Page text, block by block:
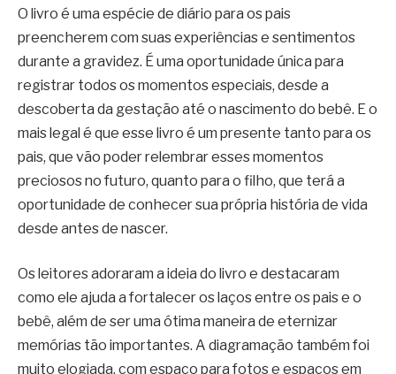
O livro é uma espécie de diário para os pais
preencherem com suas experiências e sentimentos
durante a gravidez. É uma oportunidade única para
registrar todos os momentos especiais, desde a
descoberta da gestação até o nascimento do bebê. E o
mais legal é que esse livro é um presente tanto para os
pais, que vão poder relembrar esses momentos
preciosos no futuro, quanto para o filho, que terá a
oportunidade de conhecer sua própria história de vida
desde antes de nascer.
Os leitores adoraram a ideia do livro e destacaram
como ele ajuda a fortalecer os laços entre os pais e o
bebê, além de ser uma ótima maneira de eternizar
memórias tão importantes. A diagramação também foi
muito elogiada, com espaço para fotos e espaços em